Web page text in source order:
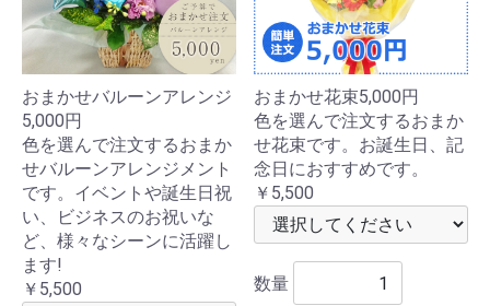
おまかせバルーンアレンジ
5,000円
色を選んで注文するおまか
せバルーンアレンジメント
です。イベントや誕生日祝
い、ビジネスのお祝いな
ど、様々なシーンに活躍し
ます!
￥5,500
おまかせ花束5,000円
色を選んで注文するおまか
せ花束です。お誕生日、記
念日におすすめです。
￥5,500
数量